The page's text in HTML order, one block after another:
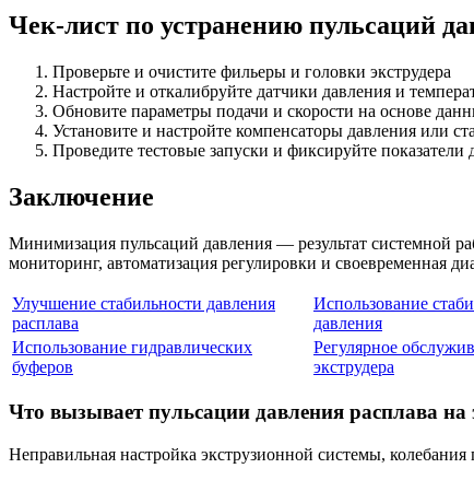
Чек-лист по устранению пульсаций
Проверьте и очистите фильеры и головки экструдера
Настройте и откалибруйте датчики давления и
Обновите параметры подачи и скорости на основе
Установите и настройте компенсаторы давления или
Проведите тестовые запуски и фиксируйте показатели
Заключение
Минимизация пульсаций давления — результат системной
мониторинг, автоматизация регулировки и своевременная
Улучшение стабильности давления
расплава
Использование
давления
Использование гидравлических
буферов
Регулярное
экструдера
Что вызывает пульсации давления расплава на
Неправильная настройка экструзионной системы,